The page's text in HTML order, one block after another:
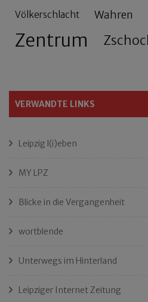
Völkerschlacht Wahren
Zentrum
VERWANDTE LINKS
Leipzig l(i)eben
MY LPZ
Blicke in die Vergangenheit
wortblende
Unterwegs im Hinterland
Leipziger Internet Zeitung